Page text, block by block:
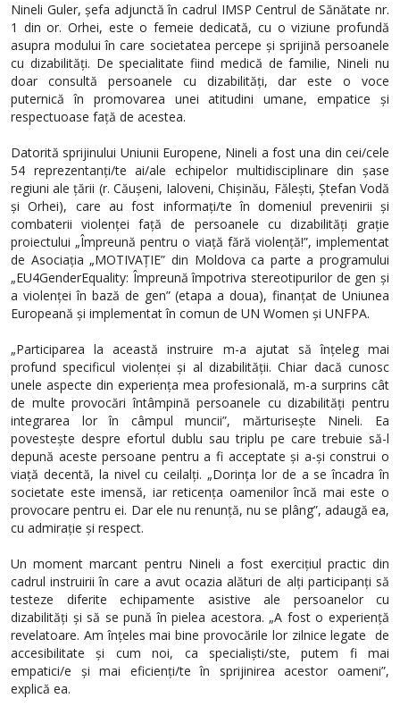
Nineli Guler, șefa adjunctă în cadrul IMSP Centrul de Sănătate nr.
1 din or. Orhei, este o femeie dedicată, cu o viziune profundă
asupra modului în care societatea percepe și sprijină persoanele
cu dizabilități. De specialitate fiind medică de familie, Nineli nu
doar consultă persoanele cu dizabilități, dar este o voce
puternică în promovarea unei atitudini umane, empatice și
respectuoase față de acestea.
Datorită sprijinului Uniunii Europene, Nineli a fost una din cei/cele
54 reprezentanți/te ai/ale echipelor multidisciplinare din șase
regiuni ale țării (r. Căușeni, Ialoveni, Chișinău, Fălești, Ștefan Vodă
și Orhei), care au fost informați/te în domeniul prevenirii și
combaterii violenței față de persoanele cu dizabilități grație
proiectului „Împreună pentru o viață fără violență!”, implementat
de Asociația „MOTIVAȚIE” din Moldova ca parte a programului
„EU4GenderEquality: Împreună împotriva stereotipurilor de gen și
a violenței în bază de gen” (etapa a doua), finanțat de Uniunea
Europeană și implementat în comun de UN Women și UNFPA.
„Participarea la această instruire m-a ajutat să înțeleg mai
profund specificul violenței și al dizabilității. Chiar dacă cunosc
unele aspecte din experiența mea profesională, m-a surprins cât
de multe provocări întâmpină persoanele cu dizabilități pentru
integrarea lor în câmpul muncii”, mărturisește Nineli. Ea
povestește despre efortul dublu sau triplu pe care trebuie să-l
depună aceste persoane pentru a fi acceptate și a-și construi o
viață decentă, la nivel cu ceilalți. „Dorința lor de a se încadra în
societate este imensă, iar reticența oamenilor încă mai este o
provocare pentru ei. Dar ele nu renunță, nu se plâng”, adaugă ea,
cu admirație și respect.
Un moment marcant pentru Nineli a fost exercițiul practic din
cadrul instruirii în care a avut ocazia alături de alți participanți să
testeze diferite echipamente asistive ale persoanelor cu
dizabilități și să se pună în pielea acestora. „A fost o experiență
revelatoare. Am înțeles mai bine provocările lor zilnice legate de
accesibilitate și cum noi, ca specialiști/ste, putem fi mai
empatici/e și mai eficienți/te în sprijinirea acestor oameni”,
explică ea.